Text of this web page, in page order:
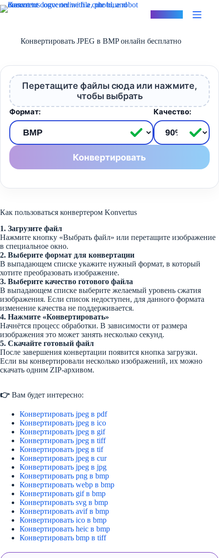
Перейти
к
Конвертировать JPEG в BMP онлайн бесплатно
Перетащите файлы сюда или нажмите,
чтобы выбрать
Формат: Качество:
Конвертировать
Как пользоваться конвертером Konvertus
1. Загрузите файл
Нажмите кнопку «Выбрать файл» или перетащите изображение
в специальное окно.
2. Выберите формат для конвертации
В выпадающем списке укажите нужный формат, в который
хотите преобразовать изображение.
3. Выберите качество готового файла
В выпадающем списке выберите желаемый уровень сжатия
изображения. Если список недоступен, для данного формата
изменение качества не поддерживается.
4. Нажмите «Конвертировать»
Начнётся процесс обработки. В зависимости от размера
изображения это может занять несколько секунд.
5. Скачайте готовый файл
После завершения конвертации появится кнопка загрузки.
Если вы конвертировали несколько изображений, их можно
скачать одним ZIP-архивом.
👉 Вам будет интересно:
Конвертировать jpeg в pdf
Конвертировать jpeg в ico
Конвертировать jpeg в gif
Конвертировать jpeg в tiff
Конвертировать jpeg в tif
Конвертировать jpeg в cur
Конвертировать jpeg в jpg
Конвертировать png в bmp
Конвертировать webp в bmp
Конвертировать gif в bmp
Конвертировать svg в bmp
Конвертировать avif в bmp
Конвертировать ico в bmp
Конвертировать heic в bmp
Конвертировать bmp в tiff